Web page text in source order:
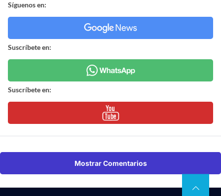
Síguenos en:
Suscríbete en:
Suscríbete en:
Mostrar Comentarios